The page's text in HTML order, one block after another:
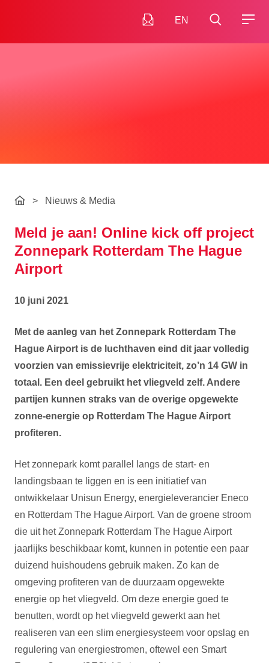
EN
> Nieuws & Media
Meld je aan! Online kick off project
Zonnepark Rotterdam The Hague
Airport
10 juni 2021
Met de aanleg van het Zonnepark Rotterdam The
Hague Airport is de luchthaven eind dit jaar volledig
voorzien van emissievrije elektriciteit, zo’n 14 GW in
totaal. Een deel gebruikt het vliegveld zelf. Andere
partijen kunnen straks van de overige opgewekte
zonne-energie op Rotterdam The Hague Airport
profiteren.
Het zonnepark komt parallel langs de start- en
landingsbaan te liggen en is een initiatief van
ontwikkelaar Unisun Energy, energieleverancier Eneco
en Rotterdam The Hague Airport. Van de groene stroom
die uit het Zonnepark Rotterdam The Hague Airport
jaarlijks beschikbaar komt, kunnen in potentie een paar
duizend huishoudens gebruik maken. Zo kan de
omgeving profiteren van de duurzaam opgewekte
energie op het vliegveld. Om deze energie goed te
benutten, wordt op het vliegveld gewerkt aan het
realiseren van een slim energiesysteem voor opslag en
regulering van energiestromen, oftewel een Smart